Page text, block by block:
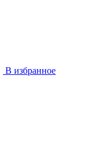
В избранное